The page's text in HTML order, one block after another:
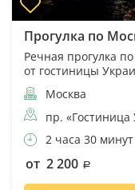
Прогулка по
Речная прогулка
от гостиницы
Москва
пр. «Гостиница
2 часа 30 минут
от 2 200